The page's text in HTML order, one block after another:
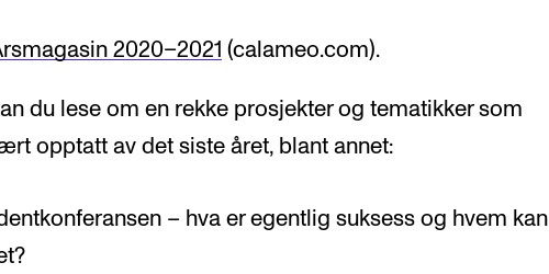
2020–2021 (calameo.com).
du lese om en rekke prosjekter og tematikker som
opptatt av det siste året, blant annet:
– hva er egentlig suksess og hvem kan